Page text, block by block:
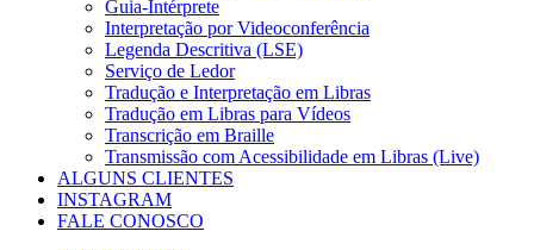
Guia-Intérprete
Interpretação por Videoconferência
Legenda Descritiva (LSE)
Serviço de Ledor
Tradução e Interpretação em Libras
Tradução em Libras para Vídeos
Transcrição em Braille
Transmissão com Acessibilidade em Libras (Live)
ALGUNS CLIENTES
INSTAGRAM
FALE CONOSCO